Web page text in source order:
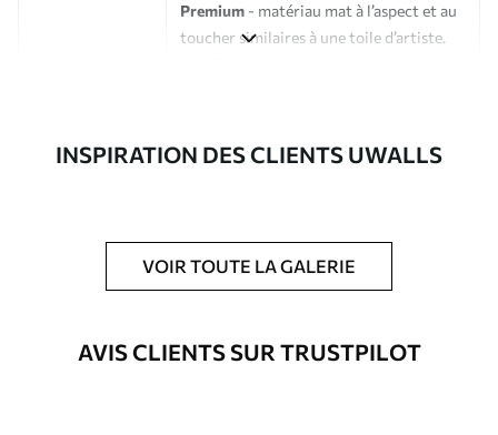
Premium - matériau mat à l’aspect et au
toucher similaires à une toile d’artiste.
Possibilité d'ajouter un vernis
protecteur pour renforcer la durabilité
du tableau.
Matériaux disponibles
INSPIRATION DES CLIENTS UWALLS
VOIR TOUTE LA GALERIE
AVIS CLIENTS SUR TRUSTPILOT